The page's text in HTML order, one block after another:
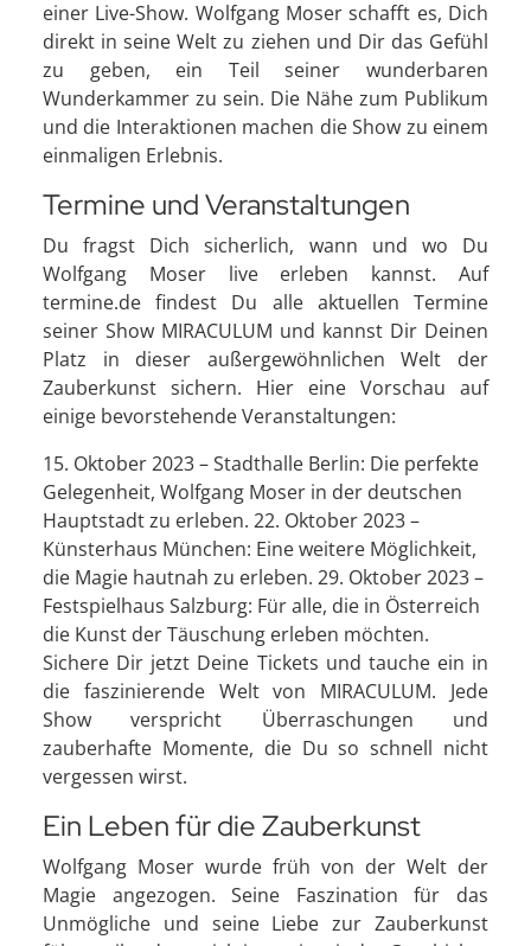
einer Live-Show. Wolfgang Moser schafft es, Dich
direkt in seine Welt zu ziehen und Dir das Gefühl
zu geben, ein Teil seiner wunderbaren
Wunderkammer zu sein. Die Nähe zum Publikum
und die Interaktionen machen die Show zu einem
einmaligen Erlebnis.
Termine und Veranstaltungen
Du fragst Dich sicherlich, wann und wo Du
Wolfgang Moser live erleben kannst. Auf
termine.de findest Du alle aktuellen Termine
seiner Show MIRACULUM und kannst Dir Deinen
Platz in dieser außergewöhnlichen Welt der
Zauberkunst sichern. Hier eine Vorschau auf
einige bevorstehende Veranstaltungen:
15. Oktober 2023 – Stadthalle Berlin: Die perfekte
Gelegenheit, Wolfgang Moser in der deutschen
Hauptstadt zu erleben. 22. Oktober 2023 –
Künsterhaus München: Eine weitere Möglichkeit,
die Magie hautnah zu erleben. 29. Oktober 2023 –
Festspielhaus Salzburg: Für alle, die in Österreich
die Kunst der Täuschung erleben möchten.
Sichere Dir jetzt Deine Tickets und tauche ein in
die faszinierende Welt von MIRACULUM. Jede
Show verspricht Überraschungen und
zauberhafte Momente, die Du so schnell nicht
vergessen wirst.
Ein Leben für die Zauberkunst
Wolfgang Moser wurde früh von der Welt der
Magie angezogen. Seine Faszination für das
Unmögliche und seine Liebe zur Zauberkunst